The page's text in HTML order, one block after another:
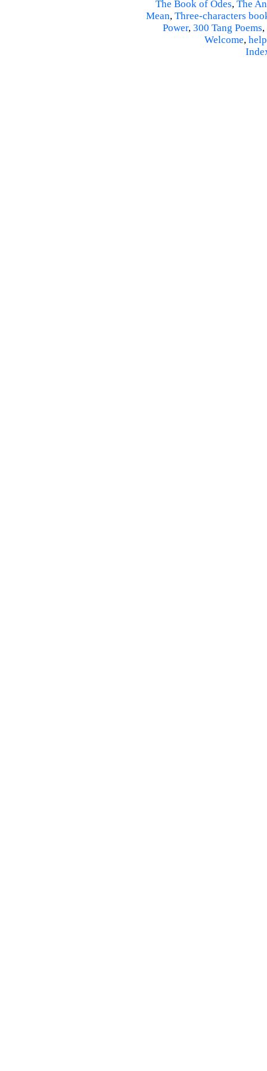
The Book of Odes, The
Mean, Three-characters
Power, 300 Tang Poems,
Welcome, help